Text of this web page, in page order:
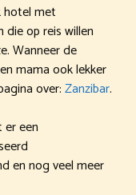
hotel met
op reis willen
Wanneer de
mama ook lekker
over:Zanzibar.
een
en nog veel meer